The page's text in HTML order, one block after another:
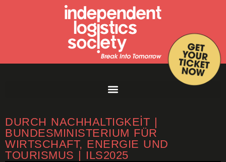
DURCH NACHHALTIGKEIT |
BUNDESMINISTERIUM FÜR
WIRTSCHAFT, ENERGIE UND
TOURISMUS | ILS2025